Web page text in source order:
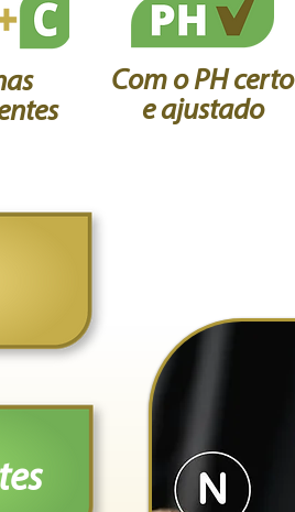
Com o PH certo
e ajustado